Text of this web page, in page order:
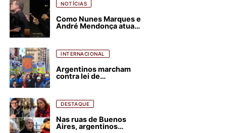
NOTÍCIAS
Como Nunes Marques e
André Mendonça atuam
INTERNACIONAL
Argentinos marcham
contra lei de
florestais
DESTAQUE
Nas ruas de Buenos
Aires, argentinos